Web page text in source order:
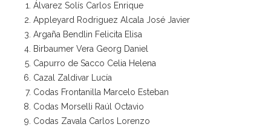
Álvarez Solís Carlos Enrique
Appleyard Rodriguez Alcala José Javier
Argaña Bendlin Felicita Elisa
Birbaumer Vera Georg Daniel
Capurro de Sacco Celia Helena
Cazal Zaldivar Lucía
Codas Frontanilla Marcelo Esteban
Codas Morselli Raúl Octavio
Codas Zavala Carlos Lorenzo